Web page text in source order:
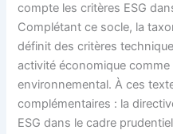
compte les critères ESG
Complétant ce socle, la
définit des critères
activité économique comme
environnemental. À ces
complémentaires : la
ESG dans le cadre